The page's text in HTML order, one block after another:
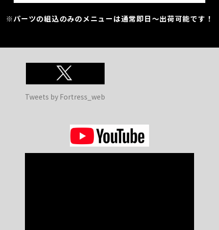
※パーツの組込のみのメニューは通常即日～出荷可能です！
Tweets by Fortress_web